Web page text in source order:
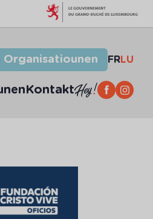
Organisatiounen FRLU
Kontakt